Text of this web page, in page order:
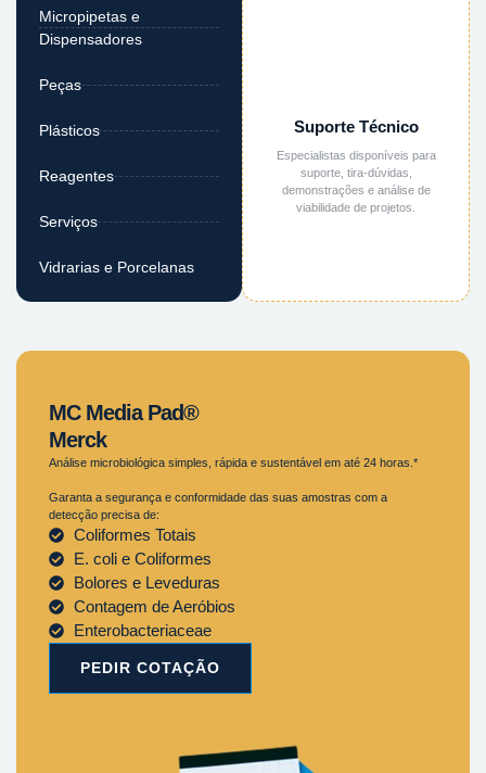
Micropipetas e
Dispensadores
Peças
Plásticos
Reagentes
Serviços
Vidrarias e Porcelanas
Suporte Técnico
Especialistas disponíveis para
suporte, tira-dúvidas,
demonstrações e análise de
viabilidade de projetos.
MC Media Pad®
Merck
Análise microbiológica simples, rápida e sustentável em até 24 horas.*
Garanta a segurança e conformidade das suas amostras com a
detecção precisa de:
Coliformes Totais
E. coli e Coliformes
Bolores e Leveduras
Contagem de Aeróbios
Enterobacteriaceae
PEDIR COTAÇÃO